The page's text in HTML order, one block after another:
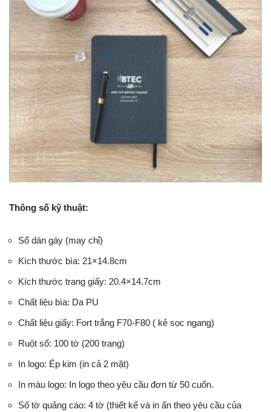
Thông số kỹ thuật:
Sổ dán gáy (may chỉ)
Kích thước bìa: 21×14.8cm
Kích thước trang giấy: 20.4×14.7cm
Chất liệu bìa: Da PU
Chất liệu giấy: Fort trắng F70-F80 ( kẻ sọc ngang)
Ruột sổ: 100 tờ (200 trang)
In logo: Ép kim (in cả 2 mặt)
In màu logo: In logo theo yêu cầu đơn từ 50 cuốn.
Số tờ quảng cáo: 4 tờ (thiết kế và in ấn theo yêu cầu của